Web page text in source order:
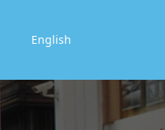
English